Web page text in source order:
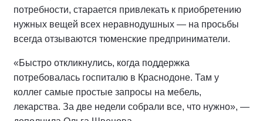
потребности, старается привлекать к приобретению
нужных вещей всех неравнодушных — на просьбы
всегда отзываются тюменские предприниматели.
«Быстро откликнулись, когда поддержка
потребовалась госпиталю в Краснодоне. Там у
коллег самые простые запросы на мебель,
лекарства. За две недели собрали все, что нужно», —